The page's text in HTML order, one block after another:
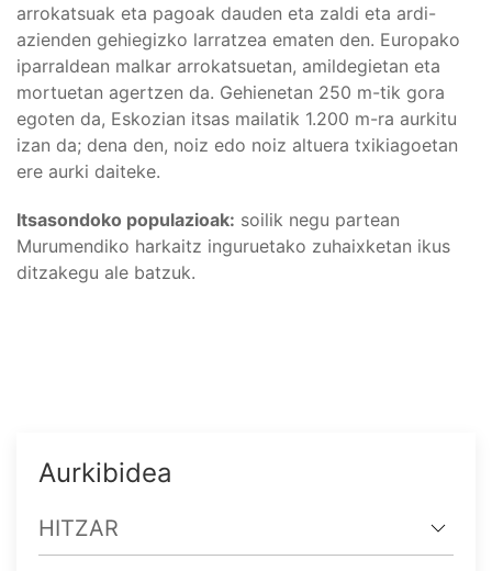
arrokatsuak eta pagoak dauden eta zaldi eta ardi-
azienden gehiegizko larratzea ematen den. Europako
iparraldean malkar arrokatsuetan, amildegietan eta
mortuetan agertzen da. Gehienetan 250 m-tik gora
egoten da, Eskozian itsas mailatik 1.200 m-ra aurkitu
izan da; dena den, noiz edo noiz altuera txikiagoetan
ere aurki daiteke.
Itsasondoko populazioak: soilik negu partean
Murumendiko harkaitz inguruetako zuhaixketan ikus
ditzakegu ale batzuk.
Aurkibidea
HITZAR